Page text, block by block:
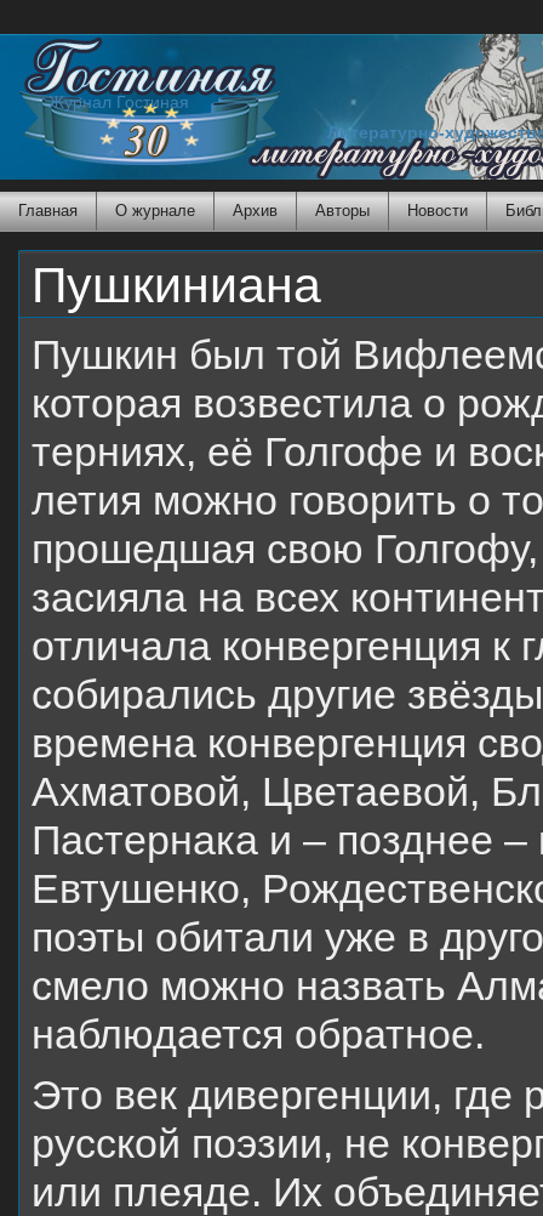
Журнал Гостиная
Литературно-
Главная О журнале Архив Авторы Новости
Пушкиниана
Пушкин был той
которая возвестила о
терниях, её Голгофе и
летия можно говорить о
прошедшая свою
засияла на всех
отличала конвергенция к
собирались другие
времена конвергенция
Ахматовой, Цветаевой,
Пастернака и – позднее
Евтушенко,
поэты обитали уже в
смело можно назвать
наблюдается обратное.
Это век дивергенции,
русской поэзии, не
или плеяде. Их